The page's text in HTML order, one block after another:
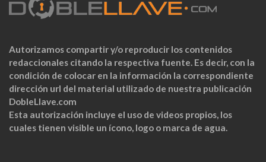
Autorizamos compartir y/o reproducir los contenidos
redaccionales citando la respectiva fuente. Es decir, con la
condición de colocar en la información la correspondiente
dirección url del material utilizado de nuestra publicación
DobleLlave.com
Esta autorización incluye el uso de videos propios, los
cuales tienen visible un ícono, logo o marca de agua.